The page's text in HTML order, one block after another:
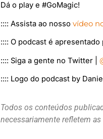
Dá o play e #GoMagic!
:::: Assista ao nossovídeo
:::: O podcast é
:::: Siga a gente no Twitter |
:::: Logo do podcast by
Todos os conteúdos
necessariamente refletem